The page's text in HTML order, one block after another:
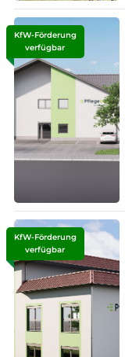
KfW-Förderung
verfügbar
KfW-Förderung
verfügbar